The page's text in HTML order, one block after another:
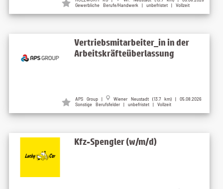
Gewerbliche Berufe/Handwerk | unbefristet | Vollzeit
Vertriebsmitarbeiter_in in der
Arbeitskräfteüberlassung
APS Group |
Wiener Neustadt (13.7 km) | 05.08.2026
Sonstige Berufsfelder | unbefristet | Vollzeit
Kfz-Spengler (w/m/d)